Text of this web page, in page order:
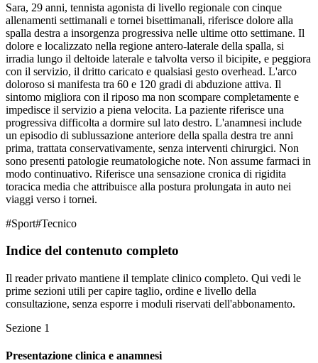
Sara, 29 anni, tennista agonista di livello regionale con cinque
allenamenti settimanali e tornei bisettimanali, riferisce dolore alla
spalla destra a insorgenza progressiva nelle ultime otto settimane. Il
dolore e localizzato nella regione antero-laterale della spalla, si
irradia lungo il deltoide laterale e talvolta verso il bicipite, e peggiora
con il servizio, il dritto caricato e qualsiasi gesto overhead. L'arco
doloroso si manifesta tra 60 e 120 gradi di abduzione attiva. Il
sintomo migliora con il riposo ma non scompare completamente e
impedisce il servizio a piena velocita. La paziente riferisce una
progressiva difficolta a dormire sul lato destro. L'anamnesi include
un episodio di sublussazione anteriore della spalla destra tre anni
prima, trattata conservativamente, senza interventi chirurgici. Non
sono presenti patologie reumatologiche note. Non assume farmaci in
modo continuativo. Riferisce una sensazione cronica di rigidita
toracica media che attribuisce alla postura prolungata in auto nei
viaggi verso i tornei.
#Sport#Tecnico
Indice del contenuto completo
Il reader privato mantiene il template clinico completo. Qui vedi le
prime sezioni utili per capire taglio, ordine e livello della
consultazione, senza esporre i moduli riservati dell'abbonamento.
Sezione 1
Presentazione clinica e anamnesi